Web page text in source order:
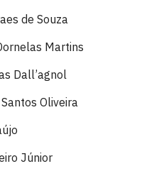
de Souza
Martins
Dall’agnol
Oliveira
Júnior